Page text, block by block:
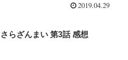
2019.04.29
さらざんまい 第3話 感想